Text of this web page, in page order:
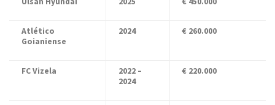
Atlético
Goianiense
2024 € 260.000
FC Vizela
2022 –
2024
€ 220.000